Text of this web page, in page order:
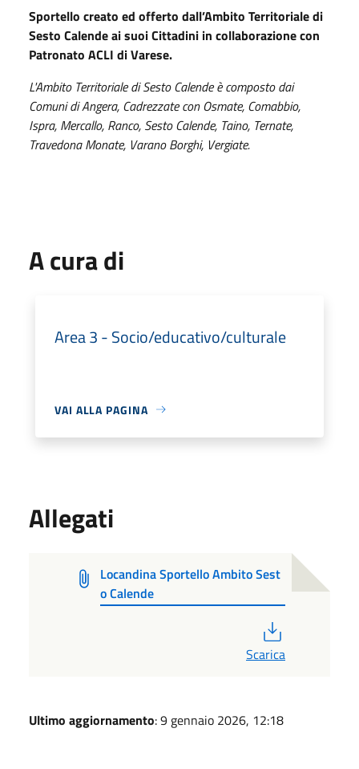
Sportello creato ed offerto dall’Ambito Territoriale di
Sesto Calende ai suoi Cittadini in collaborazione con
Patronato ACLI di Varese.
L'Ambito Territoriale di Sesto Calende è composto dai
Comuni di Angera, Cadrezzate con Osmate, Comabbio,
Ispra, Mercallo, Ranco, Sesto Calende, Taino, Ternate,
Travedona Monate, Varano Borghi, Vergiate.
A cura di
Area 3 - Socio/educativo/culturale
VAI ALLA PAGINA
Allegati
Locandina Sportello Ambito Sest
o Calende
Scarica
Ultimo aggiornamento: 9 gennaio 2026, 12:18